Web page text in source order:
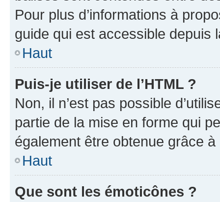
Pour plus d’informations à
guide qui est accessible depuis
Haut
Puis-je utiliser de l’HTML ?
Non, il n’est pas possible
partie de la mise en forme qui
également être obtenue grâce à
Haut
Que sont les émoticônes ?